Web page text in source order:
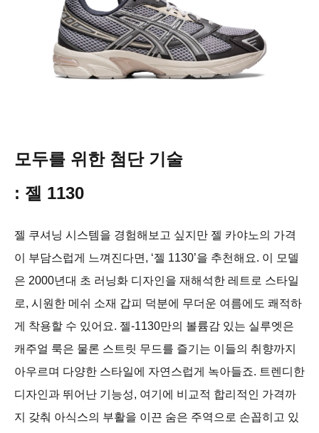
모두를 위한 첨단 기술
: 젤 1130
젤 쿠셔닝 시스템을 경험해보고 싶지만 젤 카야노의 가격
이 부담스럽게 느껴진다면, ‘젤 1130’을 추천해요. 이 모델
은 2000년대 초 러닝화 디자인을 재해석한 레트로 스타일
로, 시원한 메쉬 소재 갑피 덕분에 무더운 여름에도 쾌적하
게 착용할 수 있어요. 젤-1130만의 볼륨감 있는 실루엣은
캐주얼 룩은 물론 스트릿 무드를 즐기는 이들의 취향까지
아우르며 다양한 스타일에 자연스럽게 녹아들죠. 트렌디한
디자인과 뛰어난 기능성, 여기에 비교적 합리적인 가격까
지 갖춰 아식스의 부활을 이끈 숨은 주역으로 손꼽히고 있